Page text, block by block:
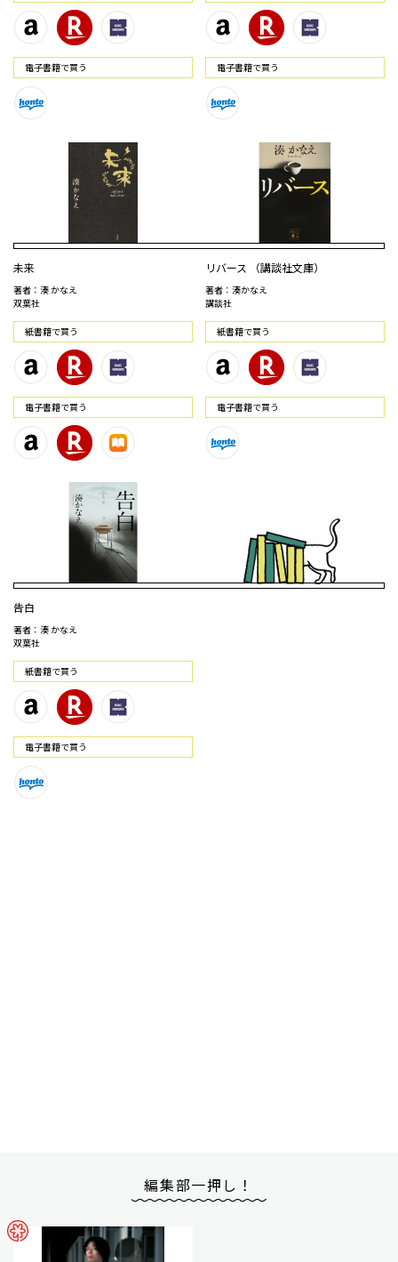
電⼦書籍で買う 電⼦書籍で買う
未来
著者：湊 かなえ
双葉社
紙書籍で買う
電⼦書籍で買う
リバース （講談社文庫）
著者：湊かなえ
講談社
紙書籍で買う
電⼦書籍で買う
告白
著者：湊 かなえ
双葉社
紙書籍で買う
電⼦書籍で買う
編集部一押し！